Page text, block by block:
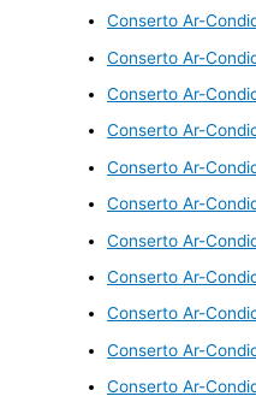
Conserto Ar-
Conserto Ar-
Conserto Ar-
Conserto Ar-
Conserto Ar-
Conserto Ar-
Conserto Ar-
Conserto Ar-
Conserto Ar-
Conserto Ar-
Conserto Ar-